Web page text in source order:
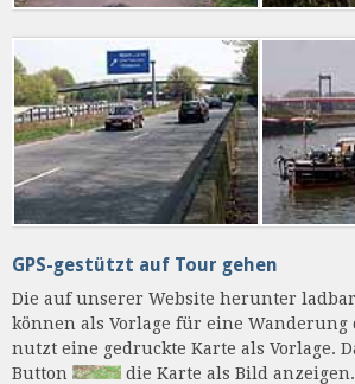
GPS-gestützt auf Tour gehen
Die auf unserer Website herunter
können als Vorlage für eine Wanderung
nutzt eine gedruckte Karte als Vorlage.
Button
die Karte als Bild